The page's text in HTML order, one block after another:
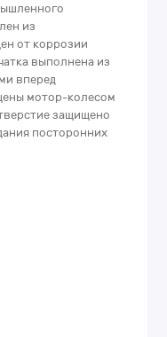
из
от коррозии
выполнена из
вперед
мотор-колесом
защищено
посторонних